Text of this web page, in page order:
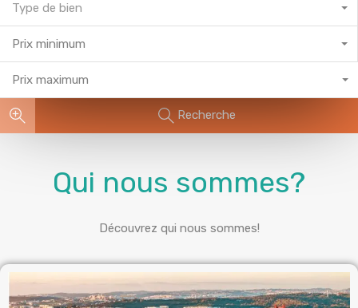
Type de bien
Prix minimum
Prix maximum
Recherche
Qui nous sommes?
Découvrez qui nous sommes!